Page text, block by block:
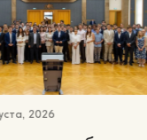
2026